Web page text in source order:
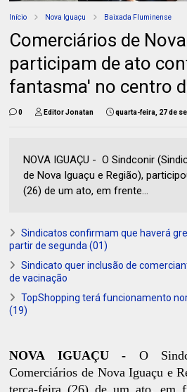
Início Nova Iguaçu Baixada Fluminense
Comerciários de
participam de ato
fantasma' no centro
0 Editor Jonatan quarta-feira, 27 de
NOVA IGUAÇU - O Sindconir
de Nova Iguaçu e Região),
(26) de um ato, em frente...
Sindicatos confirmam que haverá
partir de segunda (01)
Sindicato quer inclusão de
de vacinação
TopShopping terá funcionamento
(19)
NOVA IGUAÇU - O
Comerciários de Nova Iguaçu e
terça-feira (26) de um ato, em